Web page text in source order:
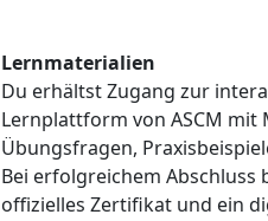
Lernmaterialien
Du erhältst Zugang zur
Lernplattform von ASCM mit
Übungsfragen,
Bei erfolgreichem Abschluss
offizielles Zertifikat und ein